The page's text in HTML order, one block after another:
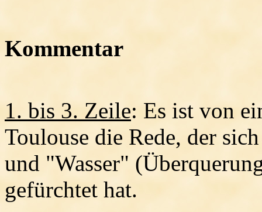
Kommentar
1. bis 3. Zeile: Es ist von
Toulouse die Rede, der
und "Wasser"
gefürchtet hat.